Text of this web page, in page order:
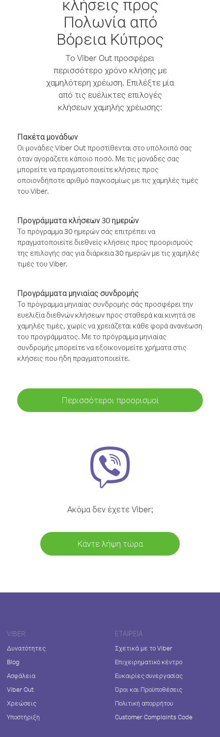
κλήσεις προς
Πολωνία από
Βόρεια Κύπρος
Το Viber Out προσφέρει
περισσότερο χρόνο κλήσης με
χαμηλότερη χρέωση. Επιλέξτε μία
από τις ευέλικτες επιλογές
κλήσεων χαμηλής χρέωσης:
Πακέτα μονάδων
Οι μονάδες Viber Out προστίθενται στο υπόλοιπό σας
όταν αγοράζετε κάποιο ποσό. Με τις μονάδες σας
μπορείτε να πραγματοποιείτε κλήσεις προς
οποιονδήποτε αριθμό παγκοσμίως με τις χαμηλές τιμές
του Viber.
Προγράμματα κλήσεων 30 ημερών
Το πρόγραμμα 30 ημερών σάς επιτρέπει να
πραγματοποιείτε διεθνείς κλήσεις προς προορισμούς
της επιλογής σας για διάρκεια 30 ημερών με τις χαμηλές
τιμές του Viber.
Προγράμματα μηνιαίας συνδρομής
Το πρόγραμμα μηνιαίας συνδρομής σάς προσφέρει την
ευελιξία διεθνών κλήσεων προς σταθερά και κινητά σε
χαμηλές τιμές, χωρίς να χρειάζεται κάθε φορά ανανέωση
του προγράμματος. Με το πρόγραμμα μηνιαίας
συνδρομής μπορείτε να εξοικονομείτε χρήματα στις
κλήσεις που ήδη πραγματοποιείτε.
Περισσότεροι προορισμοί
Ακόμα δεν έχετε Viber;
Κάντε λήψη τώρα
VIBER
Δυνατότητες
Blog
Ασφάλεια
Viber Out
Χρεώσεις
Υποστήριξη
ΕΤΑΙΡΕΊΑ
Σχετικά με το Viber
Επιχειρηματικό κέντρο
Ευκαιρίες συνεργασίας
Όροι και Προϋποθέσεις
Πολιτική απορρήτου
Customer Complaints Code